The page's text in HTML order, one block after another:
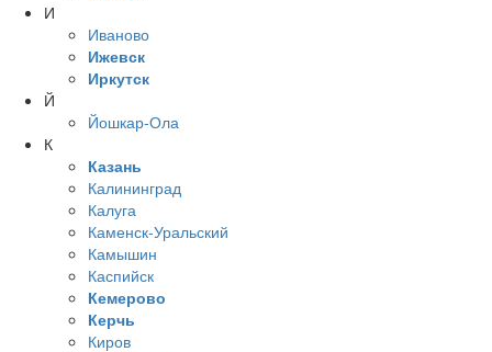
И
Иваново
Ижевск
Иркутск
Й
Йошкар-Ола
К
Казань
Калининград
Калуга
Каменск-Уральский
Камышин
Каспийск
Кемерово
Керчь
Киров